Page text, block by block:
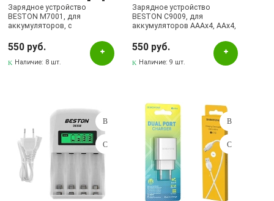
Зарядное устройство
BESTON M7001, для
аккумуляторов, с
черный
550 руб.
Наличие: 8 шт.
Зарядное устройство
BESTON C9009, для
аккумуляторов AAAx4, AAx4,
белый
550 руб.
Наличие:9 шт.